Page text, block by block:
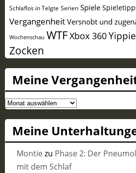
Schlaflos in Telgte Serien Spiele
Vergangenheit Versnobt und
Wochenschau WTFXbox 360
Zocken
Meine
Meine
Vergangenheit
Meine
Montiezu Phase 2: Der
mit dem Schlaf